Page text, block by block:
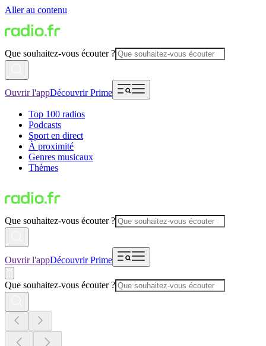
Aller au contenu
Que souhaitez-vous écouter ?
Ouvrir l'appDécouvrir Prime
Top 100 radios
Podcasts
Sport en direct
À proximité
Genres musicaux
Thèmes
Que souhaitez-vous écouter ?
Ouvrir l'appDécouvrir Prime
Que souhaitez-vous écouter ?